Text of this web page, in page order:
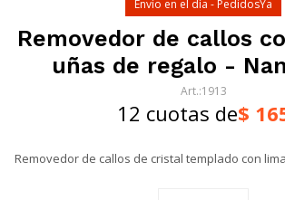
Envío en el día - PedidosYa
Removedor de callos
uñas de regalo -
1913
12 cuotas de$
Removedor de callos de cristal templado con